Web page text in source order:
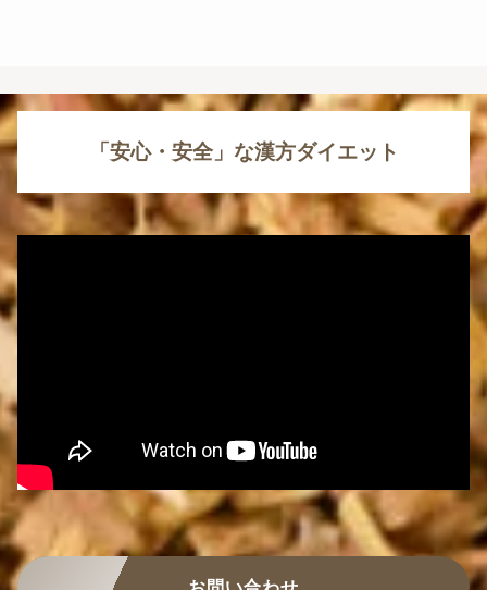
「安心・安全」な漢方ダイエット